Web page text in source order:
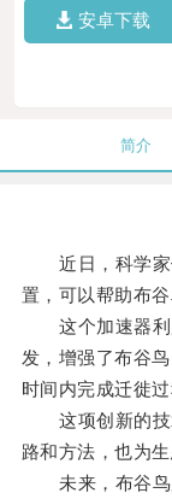
安卓下载
简介
近日，科学家
置，可以帮助布
这个加速器利
发，增强了布谷
时间内完成迁徙过
这项创新的技
路和方法，也为
未来，布谷鸟